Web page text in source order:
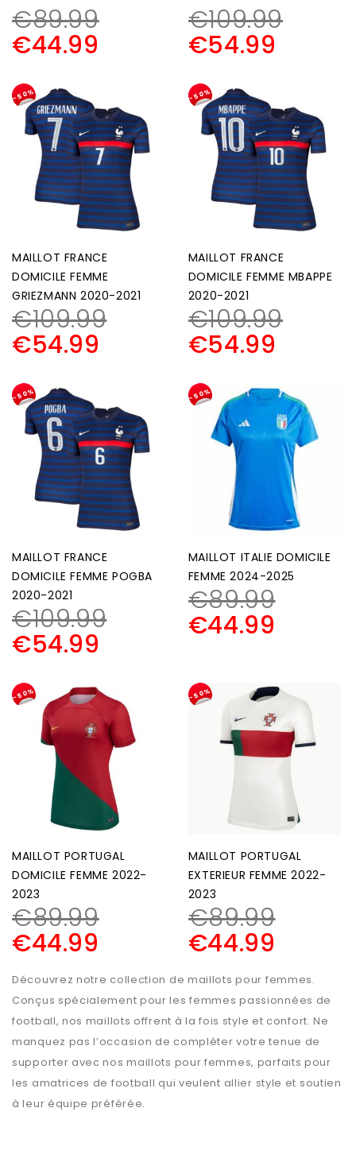
€89.99
€44.99
€109.99
€54.99
-50%
MAILLOT FRANCE
DOMICILE FEMME
GRIEZMANN 2020-2021
€109.99
€54.99
-50%
MAILLOT FRANCE
DOMICILE FEMME MBAPPE
2020-2021
€109.99
€54.99
-50%
MAILLOT FRANCE
DOMICILE FEMME POGBA
2020-2021
€109.99
€54.99
-50%
MAILLOT ITALIE DOMICILE
FEMME 2024-2025
€89.99
€44.99
-50%
MAILLOT PORTUGAL
DOMICILE FEMME 2022-
2023
€89.99
€44.99
-50%
MAILLOT PORTUGAL
EXTERIEUR FEMME 2022-
2023
€89.99
€44.99
Découvrez notre collection de maillots pour femmes.
Conçus spécialement pour les femmes passionnées de
football, nos maillots offrent à la fois style et confort. Ne
manquez pas l’occasion de compléter votre tenue de
supporter avec nos maillots pour femmes, parfaits pour
les amatrices de football qui veulent allier style et soutien
à leur équipe préférée.